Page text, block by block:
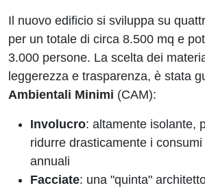
Il nuovo edificio si sviluppa su
per un totale di circa 8.500 mq e
3.000 persone. La scelta dei
leggerezza e trasparenza, è stata
Ambientali Minimi (CAM):
Involucro: altamente isolante,
ridurre drasticamente i
annuali
Facciate: una "quinta"